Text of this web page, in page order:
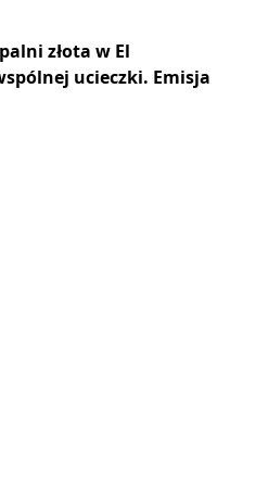
złota w El
ucieczki. Emisja